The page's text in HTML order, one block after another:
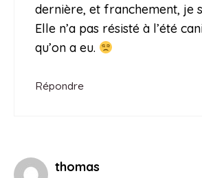
dernière, et franchement, je
Elle n’a pas résisté à l’été
qu’on a eu.
Répondre
thomas